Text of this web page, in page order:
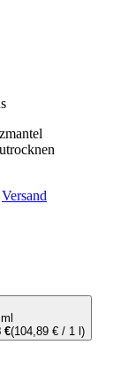
Versand
€(104,89 € / 1 l)